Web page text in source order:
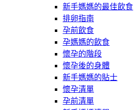
新手媽媽的最佳飲食
排卵指南
孕前飲食
孕媽媽的飲食
懷孕的階段
懷孕後的身體
新手媽媽的貼士
懷孕清單
孕前清單